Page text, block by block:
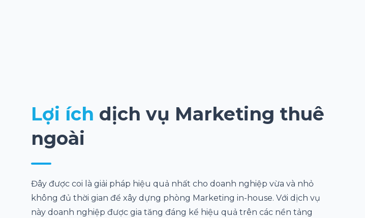
Lợi ích dịch vụ Marketing thuê
ngoài
Đây được coi là giải pháp hiệu quả nhất cho doanh nghiệp vừa và nhỏ
không đủ thời gian để xây dựng phòng Marketing in-house. Với dịch vụ
này doanh nghiệp được gia tăng đáng kể hiệu quả trên các nền tảng